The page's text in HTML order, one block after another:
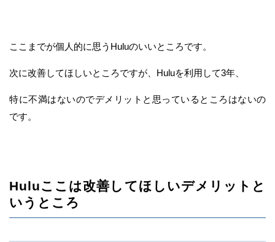
ここまでが個人的に思うHuluのいいところです。
次に改善してほしいところですが、Huluを利用して3年、
特に不満はないのでデメリットと思っているところはないの
です。
Huluここは改善してほしいデメリットと
いうところ